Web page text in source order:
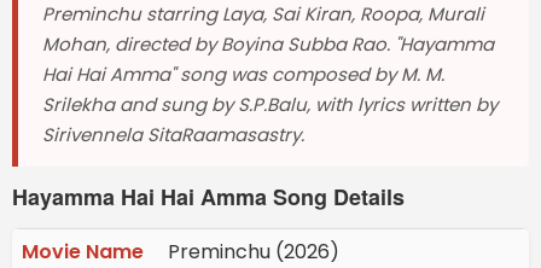
Preminchu starring Laya, Sai Kiran, Roopa, Murali
Mohan, directed by Boyina Subba Rao. "Hayamma
Hai Hai Amma" song was composed by M. M.
Srilekha and sung by S.P.Balu, with lyrics written by
Sirivennela SitaRaamasastry.
Hayamma Hai Hai Amma Song Details
Movie Name
Preminchu (2026)